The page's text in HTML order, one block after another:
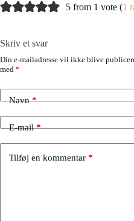
5 from 1 vote (1
Skriv et svar
Din e-mailadresse vil ikke blive
med *
Navn*
E-mail*
Tilføj en kommentar *